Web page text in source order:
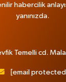
habercilik
yanınızda.
Temelli cd.
[email